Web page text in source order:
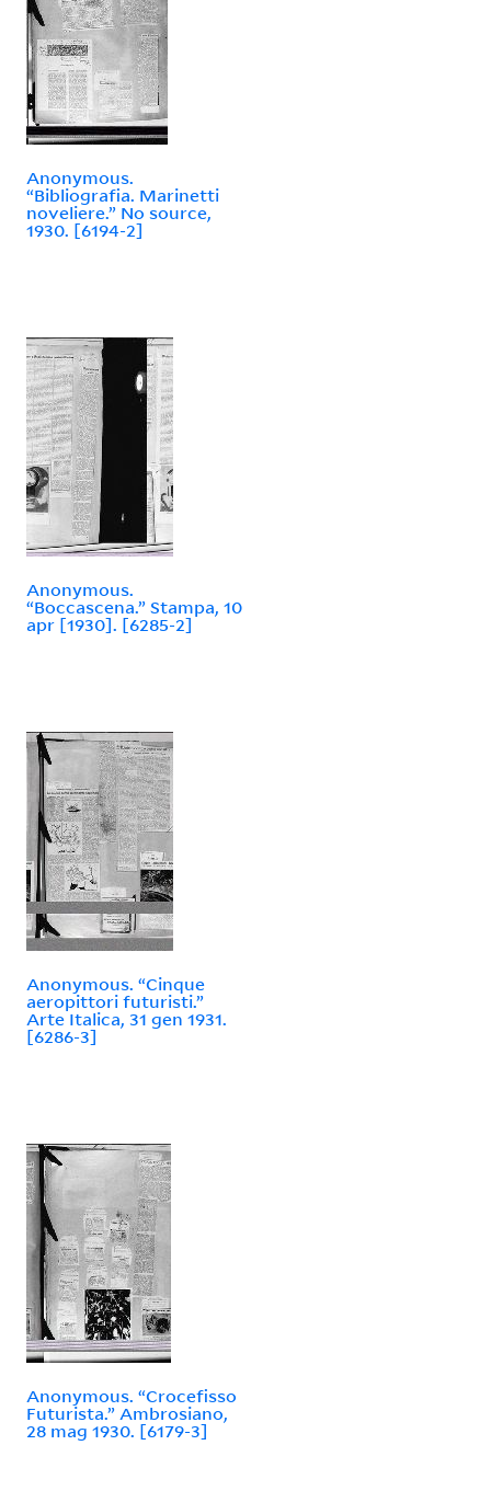
Anonymous.
“Bibliografia. Marinetti
noveliere.” No source,
1930. [6194-2]
Anonymous.
“Boccascena.” Stampa, 10
apr [1930]. [6285-2]
Anonymous. “Cinque
aeropittori futuristi.”
Arte Italica, 31 gen 1931.
[6286-3]
Anonymous. “Crocefisso
Futurista.” Ambrosiano,
28 mag 1930. [6179-3]